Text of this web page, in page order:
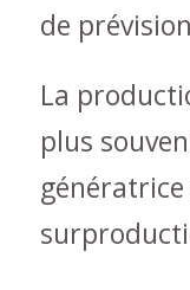
de
La
plus